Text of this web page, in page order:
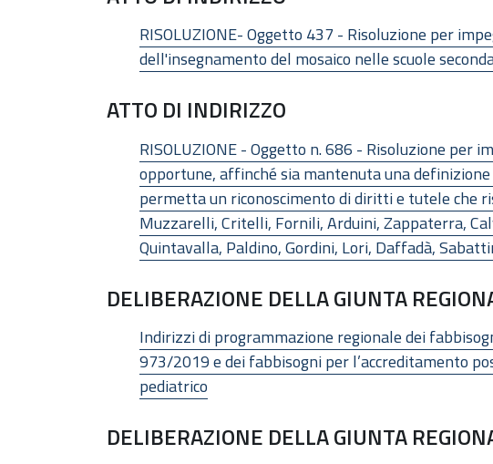
RISOLUZIONE- Oggetto 437 - Risoluzione per
dell'insegnamento del mosaico nelle scuole
ATTO DI INDIRIZZO
RISOLUZIONE - Oggetto n. 686 - Risoluzione
opportune, affinché sia mantenuta una
permetta un riconoscimento di diritti e tutele che
Muzzarelli, Critelli, Fornili, Arduini, Zappaterra,
Quintavalla, Paldino, Gordini, Lori, Daffadà,
DELIBERAZIONE DELLA GIUNTA
Indirizzi di programmazione regionale dei
973/2019 e dei fabbisogni per l’accreditamento
pediatrico
DELIBERAZIONE DELLA GIUNTA